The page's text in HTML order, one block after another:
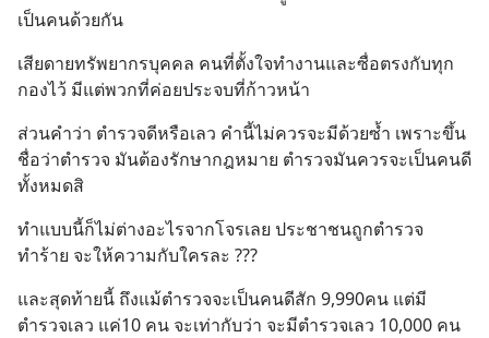
เป็นคนด้วยกัน
เสียดายทรัพยากรบุคคล คนที่ตั้งใจทำงานและซื่อตรงกับทุก
กองไว้ มีแต่พวกที่ค่อยประจบที่ก้าวหน้า
ส่วนคำว่า ตำรวจดีหรือเลว คำนี้ไม่ควรจะมีด้วยซ้ำ เพราะขึ้น
ชื่อว่าตำรวจ มันต้องรักษากฎหมาย ตำรวจมันควรจะเป็นคนดี
ทั้งหมดสิ
ทำแบบนี้ก็ไม่ต่างอะไรจากโจรเลย ประชาชนถูกตำรวจ
ทำร้าย จะให้ความกับใครละ ???
และสุดท้ายนี้ ถึงแม้ตำรวจจะเป็นคนดีสัก 9,990คน แต่มี
ตำรวจเลว แค่10 คน จะเท่ากับว่า จะมีตำรวจเลว 10,000 คน